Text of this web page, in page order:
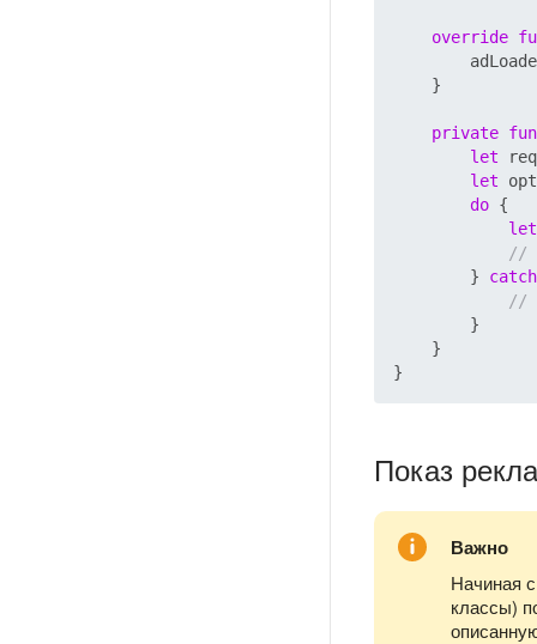
override
    }
private
let
let
do {
let
//
        }
catch
//
        }
    }
Показ
Важно
Начиная
классы)